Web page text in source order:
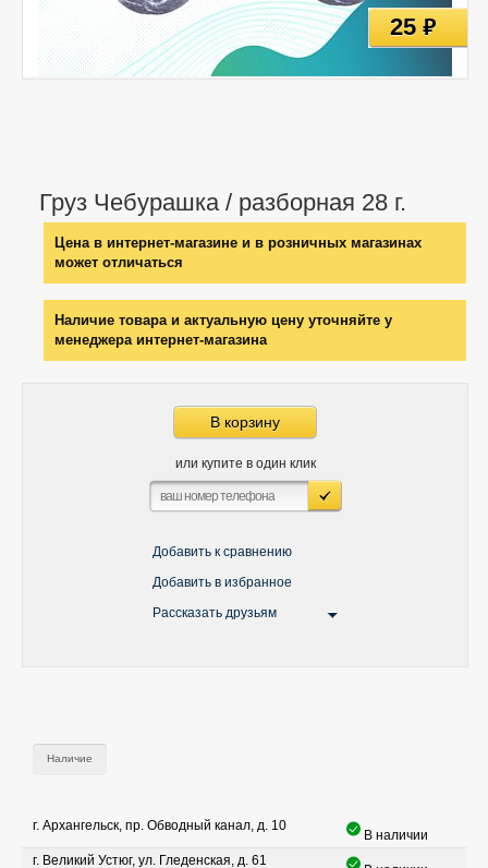
Груз Чебурашка / разборная 28 г.
Цена в интернет-магазине и в розничных магазинах
может отличаться
Наличие товара и актуальную цену уточняйте у
менеджера интернет-магазина
В корзину
или купите в один клик
Добавить к сравнению
Добавить в избранное
Рассказать друзьям
25руб
Наличие
г. Архангельск, пр. Обводный канал, д. 10
В наличии
г. Великий Устюг, ул. Гледенская, д. 61